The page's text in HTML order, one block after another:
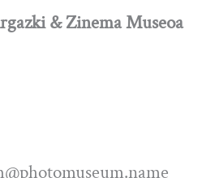
& Zinema Museoa